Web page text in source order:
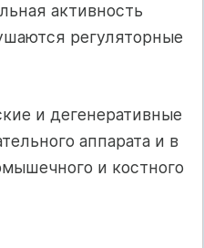
активность
регуляторные
и дегенеративные
аппарата и в
и костного